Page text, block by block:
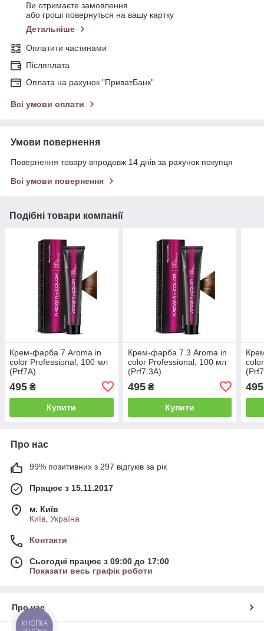
Ви отримаєте замовлення
або гроші повернуться на вашу картку
Детальніше
Оплатити частинами
Післяплата
Оплата на рахунок "ПриватБанк"
Всі умови оплати
Умови повернення
Повернення товару впродовж 14 днів за рахунок покупця
Всі умови повернення
Подібні товари компанії
Крем-фарба 7 Aroma in
color Professional, 100 мл
(Prf7A)
495 ₴
Купити
Крем-фарба 7.3 Aroma in
color Professional, 100 мл
(Prf7.3A)
495₴
Купити
495
Про нас
99% позитивних з 297 відгуків за рік
Працює з 15.11.2017
м. Київ
Київ, Україна
Контакти
Сьогодні працює з 09:00 до 17:00
Показати весь графік роботи
Про нас
КНОПКА